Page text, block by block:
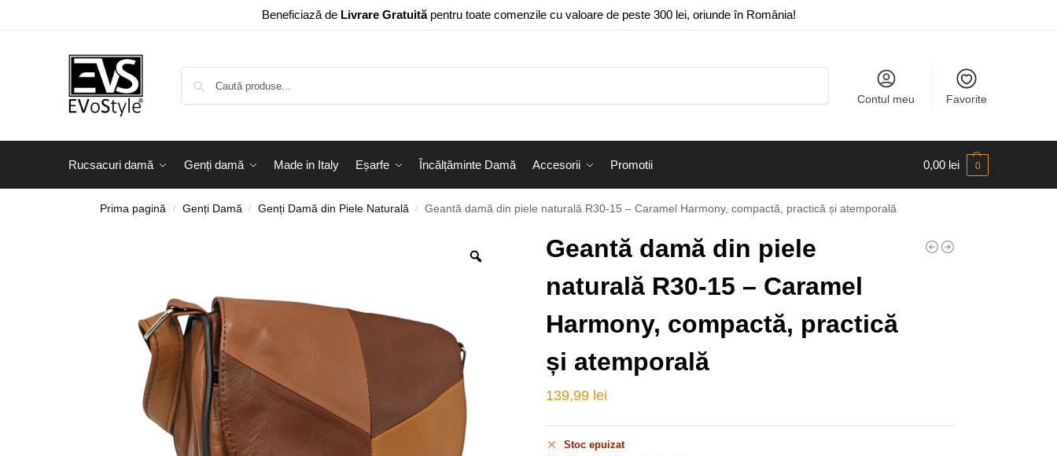
Beneficiază de Livrare Gratuităpentru toate comenzile cu valoare de peste 300 lei, oriunde în România!
Contul meu Favorite
Rucsacuri damă Genți damă Made in Italy Eșarfe Încălțăminte Damă Accesorii Promotii 0,00 lei 0
Prima pagină / Genți Damă / Genți Damă din Piele Naturală / Geantă damă din piele naturală R30-15 – Caramel Harmony, compactă, practică și atemporală
Geantă damă din piele
naturală R30-15 – Caramel
Harmony, compactă, practică
și atemporală
139,99 lei
Stoc epuizat